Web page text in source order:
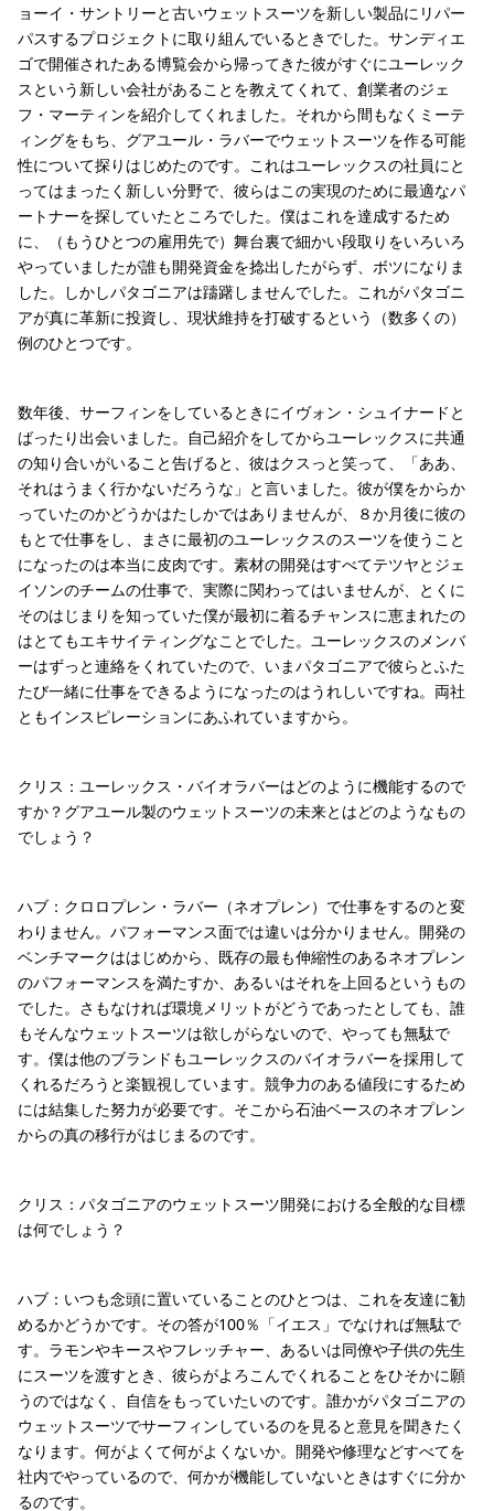
ョーイ・サントリーと古いウェットスーツを新しい製品にリパー
パスするプロジェクトに取り組んでいるときでした。サンディエ
ゴで開催されたある博覧会から帰ってきた彼がすぐにユーレック
スという新しい会社があることを教えてくれて、創業者のジェ
フ・マーティンを紹介してくれました。それから間もなくミーテ
ィングをもち、グアユール・ラバーでウェットスーツを作る可能
性について探りはじめたのです。これはユーレックスの社員にと
ってはまったく新しい分野で、彼らはこの実現のために最適なパ
ートナーを探していたところでした。僕はこれを達成するため
に、（もうひとつの雇用先で）舞台裏で細かい段取りをいろいろ
やっていましたが誰も開発資金を捻出したがらず、ボツになりま
した。しかしパタゴニアは躊躇しませんでした。これがパタゴニ
アが真に革新に投資し、現状維持を打破するという（数多くの）
例のひとつです。
数年後、サーフィンをしているときにイヴォン・シュイナードと
ばったり出会いました。自己紹介をしてからユーレックスに共通
の知り合いがいること告げると、彼はクスっと笑って、「ああ、
それはうまく行かないだろうな」と言いました。彼が僕をからか
っていたのかどうかはたしかではありませんが、８か月後に彼の
もとで仕事をし、まさに最初のユーレックスのスーツを使うこと
になったのは本当に皮肉です。素材の開発はすべてテツヤとジェ
イソンのチームの仕事で、実際に関わってはいませんが、とくに
そのはじまりを知っていた僕が最初に着るチャンスに恵まれたの
はとてもエキサイティングなことでした。ユーレックスのメンバ
ーはずっと連絡をくれていたので、いまパタゴニアで彼らとふた
たび一緒に仕事をできるようになったのはうれしいですね。両社
ともインスピレーションにあふれていますから。
クリス：ユーレックス・バイオラバーはどのように機能するので
すか？グアユール製のウェットスーツの未来とはどのようなもの
でしょう？
ハブ：クロロプレン・ラバー（ネオプレン）で仕事をするのと変
わりません。パフォーマンス面では違いは分かりません。開発の
ベンチマークははじめから、既存の最も伸縮性のあるネオプレン
のパフォーマンスを満たすか、あるいはそれを上回るというもの
でした。さもなければ環境メリットがどうであったとしても、誰
もそんなウェットスーツは欲しがらないので、やっても無駄で
す。僕は他のブランドもユーレックスのバイオラバーを採用して
くれるだろうと楽観視しています。競争力のある値段にするため
には結集した努力が必要です。そこから石油ベースのネオプレン
からの真の移行がはじまるのです。
クリス：パタゴニアのウェットスーツ開発における全般的な目標
は何でしょう？
ハブ：いつも念頭に置いていることのひとつは、これを友達に勧
めるかどうかです。その答が100％「イエス」でなければ無駄で
す。ラモンやキースやフレッチャー、あるいは同僚や子供の先生
にスーツを渡すとき、彼らがよろこんでくれることをひそかに願
うのではなく、自信をもっていたいのです。誰かがパタゴニアの
ウェットスーツでサーフィンしているのを見ると意見を聞きたく
なります。何がよくて何がよくないか。開発や修理などすべてを
社内でやっているので、何かが機能していないときはすぐに分か
るのです。